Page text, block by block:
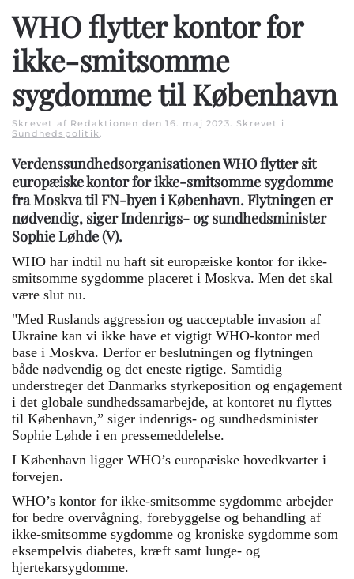
WHO flytter kontor for
ikke-smitsomme
sygdomme til København
Skrevet af Redaktionen den16. maj 2023. Skrevet i
Sundhedspolitik.
Verdenssundhedsorganisationen WHO flytter sit
europæiske kontor for ikke-smitsomme sygdomme
fra Moskva til FN-byen i København. Flytningen er
nødvendig, siger Indenrigs- og sundhedsminister
Sophie Løhde (V).
WHO har indtil nu haft sit europæiske kontor for ikke-
smitsomme sygdomme placeret i Moskva. Men det skal
være slut nu.
"Med Ruslands aggression og uacceptable invasion af
Ukraine kan vi ikke have et vigtigt WHO-kontor med
base i Moskva. Derfor er beslutningen og flytningen
både nødvendig og det eneste rigtige. Samtidig
understreger det Danmarks styrkeposition og engagement
i det globale sundhedssamarbejde, at kontoret nu flyttes
til København,” siger indenrigs- og sundhedsminister
Sophie Løhde i en pressemeddelelse.
I København ligger WHO’s europæiske hovedkvarter i
forvejen.
WHO’s kontor for ikke-smitsomme sygdomme arbejder
for bedre overvågning, forebyggelse og behandling af
ikke-smitsomme sygdomme og kroniske sygdomme som
eksempelvis diabetes, kræft samt lunge- og
hjertekarsygdomme.